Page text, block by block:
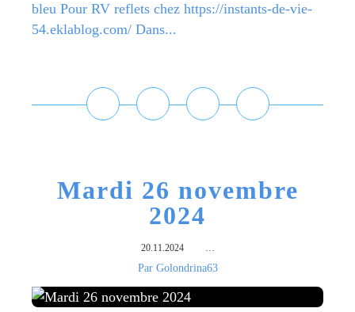
bleu Pour RV reflets chez https://instants-de-vie-
54.eklablog.com/ Dans...
Mardi 26 novembre
2024
20.11.2024 …
Par Golondrina63